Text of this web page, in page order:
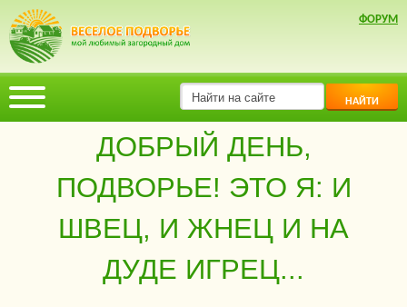
ФОРУМ
НАЙТИ
ДОБРЫЙ ДЕНЬ,
ПОДВОРЬЕ! ЭТО Я: И
ШВЕЦ, И ЖНЕЦ И НА
ДУДЕ ИГРЕЦ...